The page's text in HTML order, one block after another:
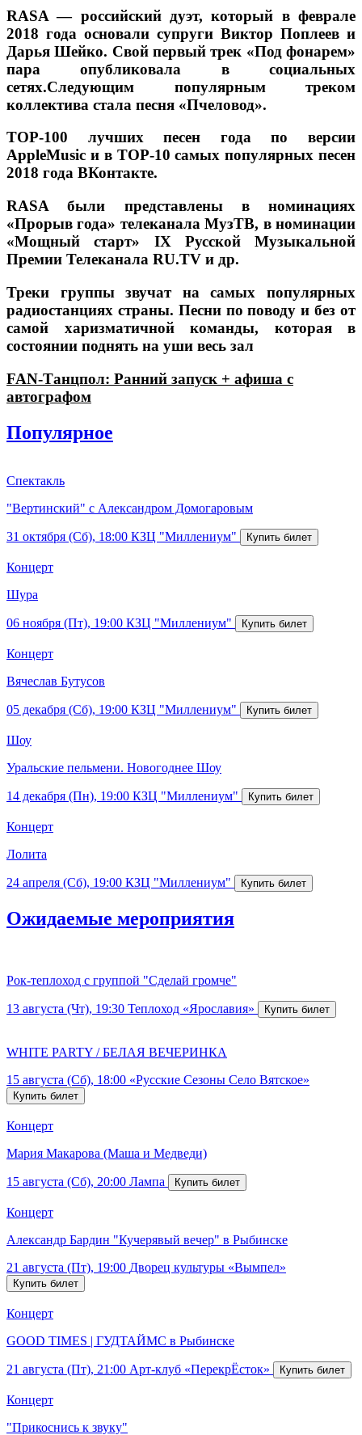
RASA — российский дуэт, который в феврале
2018 года основали супруги Виктор Поплеев и
Дарья Шейко. Свой первый трек «Под фонарем»
пара опубликовала в социальных
сетях.Следующим популярным треком
коллектива стала песня «Пчеловод».
TOP-100 лучших песен года по версии
AppleMusic и в TOP-10 самых популярных песен
2018 года ВКонтакте.
RASA были представлены в номинациях
«Прорыв года» телеканала МузТВ, в номинации
«Мощный старт» IX Русской Музыкальной
Премии Телеканала RU.TV и др.
Треки группы звучат на самых популярных
радиостанциях страны. Песни по поводу и без от
самой харизматичной команды, которая в
состоянии поднять на уши весь зал
FAN-Танцпол: Ранний запуск + афиша с
автографом
Популярное
Спектакль
"Вертинский" с Александром Домогаровым
31 октября (Сб), 18:00 КЗЦ "Миллениум"
Концерт
Шура
06 ноября (Пт), 19:00 КЗЦ "Миллениум"
Концерт
Вячеслав Бутусов
05 декабря (Сб), 19:00 КЗЦ "Миллениум"
Шоу
Уральские пельмени. Новогоднее Шоу
14 декабря (Пн), 19:00 КЗЦ "Миллениум"
Концерт
Лолита
24 апреля (Сб), 19:00 КЗЦ "Миллениум"
Ожидаемые мероприятия
Рок-теплоход с группой "Сделай громче"
13 августа (Чт), 19:30 Теплоход «Ярославия»
WHITE PARTY / БЕЛАЯ ВЕЧЕРИНКА
15 августа (Сб), 18:00 «Русские Сезоны Село Вятское»
Концерт
Мария Макарова (Маша и Медведи)
15 августа (Сб), 20:00 Лампа
Концерт
Александр Бардин "Кучерявый вечер" в Рыбинске
21 августа (Пт), 19:00 Дворец культуры «Вымпел»
Концерт
GOOD TIMES | ГУДТАЙМС в Рыбинске
21 августа (Пт), 21:00 Арт-клуб «ПерекрЁсток»
Концерт
"Прикоснись к звуку"